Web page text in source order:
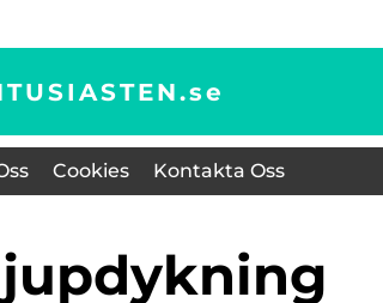
se
Cookies Kontakta Oss